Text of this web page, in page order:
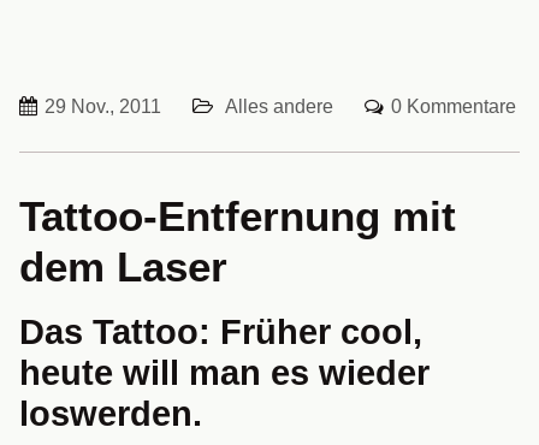
29 Nov., 2011 Alles andere 0 Kommentare
Tattoo-Entfernung mit
dem Laser
Das Tattoo: Früher cool,
heute will man es wieder
loswerden.